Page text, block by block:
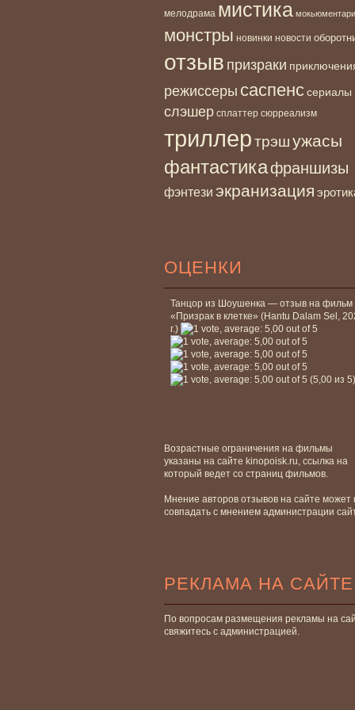
мелодрама мистика мокьюментари
монстры новинки новости
отзыв призраки
режиссеры саспенссериалы
слэшер сплаттер сюрреализм
триллертрэшужасы
фантастикафраншизы
фэнтези экранизация
ОЦЕНКИ
Танцор из Шоушенка — отзыв на фильм
«Призрак в клетке» (Hantu Dalam Sel,
г.)
(5,00 из 5)
Возрастные ограничения на фильмы
указаны на сайте kinopoisk.ru, ссылка на
который ведет со страниц фильмов.
Мнение авторов отзывов на сайте может
совпадать с мнением администрации
РЕКЛАМА НА САЙТЕ
По вопросам размещения рекламы на
свяжитесь с администрацией.